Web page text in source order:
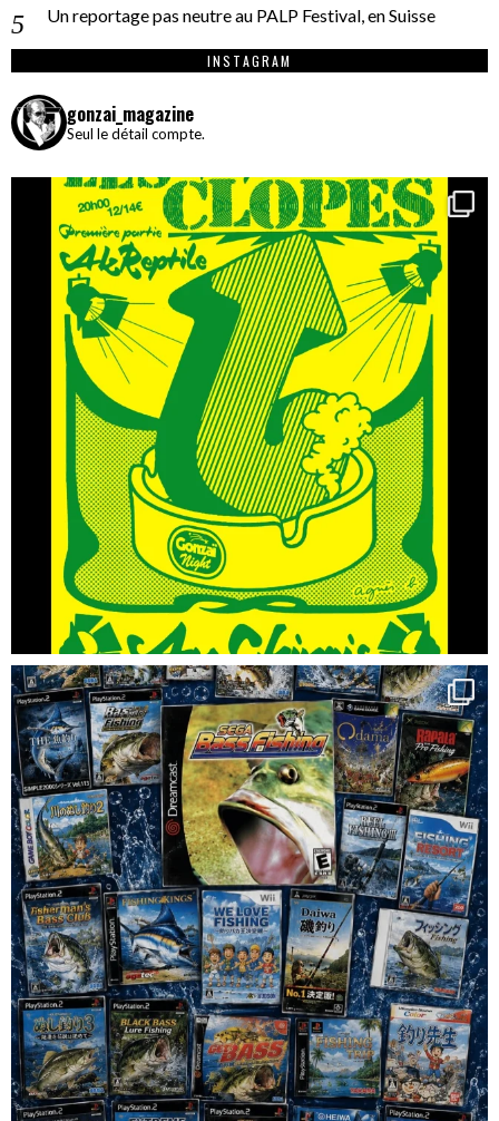
Un reportage pas neutre au PALP Festival, en Suisse
INSTAGRAM
gonzai_magazine
Seul le détail compte.